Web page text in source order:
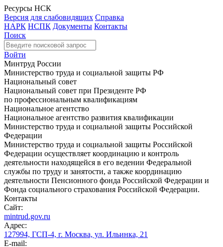
Ресурсы НСК
Версия для слабовидящих Справка
НАРК НСПК Документы Контакты
Поиск
Войти
Минтруд России
Министерство труда и социальной защиты РФ
Национальный совет
Национальный совет при Президенте РФ
по профессиональным квалификациям
Национальное агентство
Национальное агентство развития квалификации
Министерство труда и социальной защиты Российской
Федерации
Министерство труда и социальной защиты Российской
Федерации осуществляет координацию и контроль
деятельности находящейся в его ведении Федеральной
службы по труду и занятости, а также координацию
деятельности Пенсионного фонда Российской Федерации и
Фонда социального страхования Российской Федерации.
Контакты
Сайт:
mintrud.gov.ru
Адрес:
127994, ГСП-4, г. Москва, ул. Ильинка, 21
E-mail: